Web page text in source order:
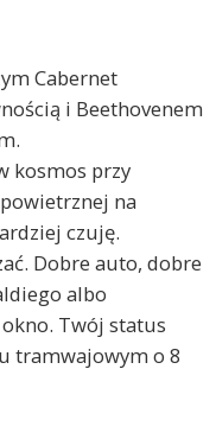
Cabernet
i Beethovenem
kosmos przy
na
czuję.
Dobre auto, dobre
albo
Twój status
tramwajowym o 8